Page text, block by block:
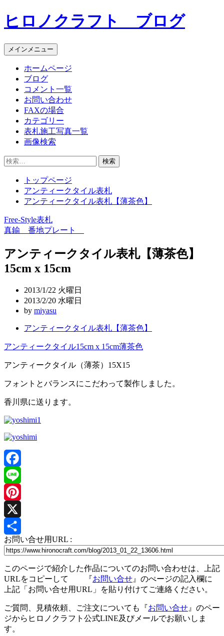
コ
ン
ン
ツ
ヒロノクラフト ブログ
メインメニュー
ホームページ
ブログ
コメント一覧
お問い合わせ
FAXの場合
カテゴリー
表札施工写真一覧
画像検索
検
トップページ
アンティークタイル表札
アンティークタイル表札【薄茶色】
投
稿
ナ
ビ
ン
Free-Style表札
真鍮 番地プレート
アンティークタイル表札【薄茶色】
15cm x 15cm
2013/1/22 火曜日
2013/2/20 水曜日
by miyasu
アンティークタイル表札【薄茶色】
アンティークタイル15cm x 15cm薄茶色
アンティークタイル（薄茶）15X15
フォントとバランスにこだわって製作しました。
香川県に送ります。
Facebook
Line
Pinterest
X
共
お問い合せ用URL :
このページで紹介した作品についてのお問い合わせは、上記
URLをコピーして 『お問い合せ 』のぺージの記入欄に
上記「お問い合せ用URL」を貼り付けてご連絡ください。
ご質問、見積依頼、ご注文についても『お問い合せ 』のペー
ジからヒロノクラフト公式LINE及びメールでお願いしま
す。